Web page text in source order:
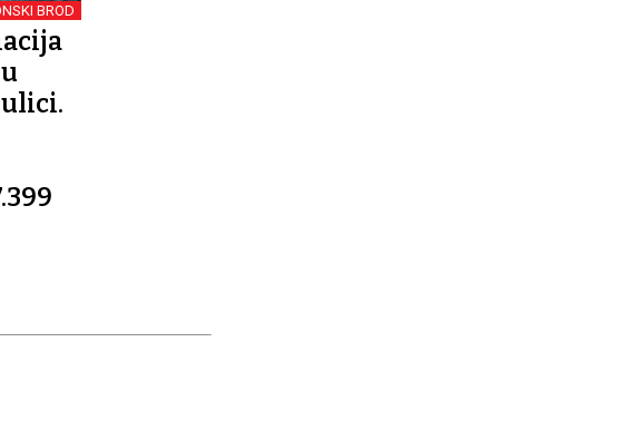
BROD
ulici.